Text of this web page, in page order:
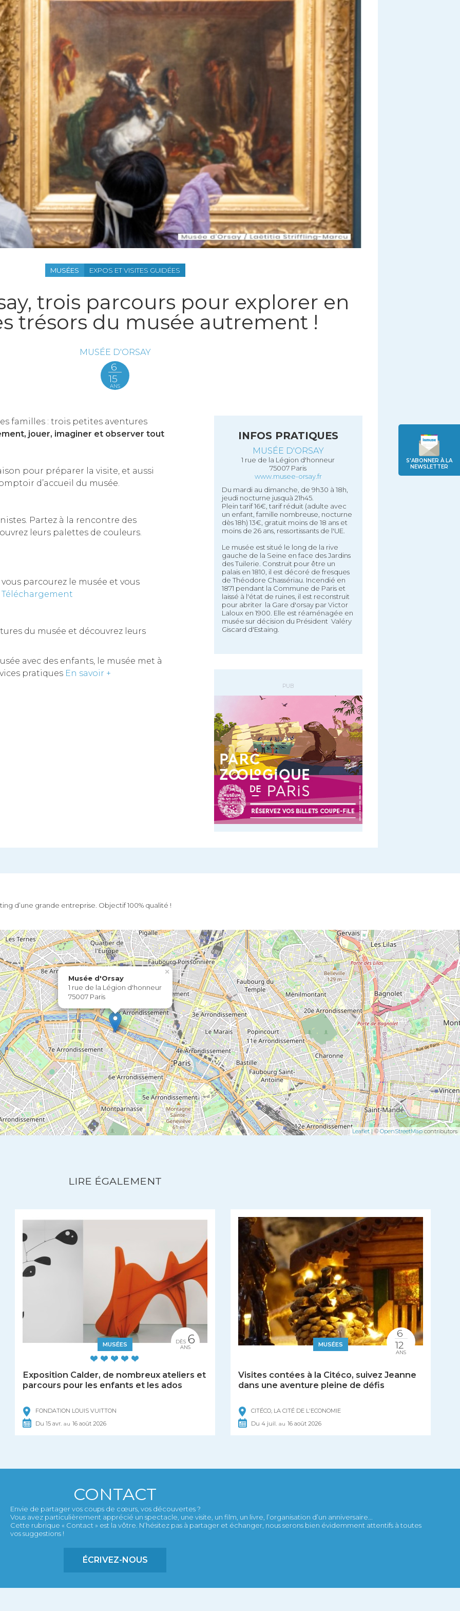
S'ABONNER À LA
NEWSLETTER
MUSÉES EXPOS ET VISITES GUIDÉES
trois parcours pour explorer en
trésors du musée autrement !
MUSÉE D'ORSAY
6
15
ANS
familles : trois petites aventures
jouer, imaginer et observer tout
pour préparer la visite, et aussi
d’accueil du musée.
Partez à la rencontre des
leurs palettes de couleurs.
parcourez le musée et vous
Téléchargement
du musée et découvrez leurs
avec des enfants, le musée met à
pratiques En savoir +
INFOS PRATIQUES
MUSÉE D'ORSAY
1 rue de la Légion d'honneur
75007 Paris
www.musee-orsay.fr
Du mardi au dimanche, de 9h30 à 18h,
jeudi nocturne jusquà 21h45.
Plein tarif 16€, tarif réduit (adulte avec
un enfant, famille nombreuse, nocturne
dès 18h) 13€, gratuit moins de 18 ans et
moins de 26 ans, ressortissants de l'UE.
Le musée est situé le long de la rive
gauche de la Seine en face des Jardins
des Tuilerie. Construit pour être un
palais en 1810, il est décoré de fresques
de Théodore Chassériau. Incendié en
1871 pendant la Commune de Paris et
laissé à l'état de ruines, il est reconstruit
pour abriter la Gare d'orsay par Victor
Laloux en 1900. Elle est réaménagée en
musée sur décision du Président Valéry
Giscard d'Estaing.
PUB
d’une grande entreprise. Objectif 100% qualité !
×
Musée d'Orsay
1 rue de la Légion d'honneur
75007 Paris
Leaflet | © OpenStreetMapcontributors
LIRE ÉGALEMENT
MUSÉES
Exposition Calder, de nombreux ateliers et
parcours pour les enfants et les ados
FONDATION LOUIS VUITTON
Du 15 avr. au 16 août2026
DÈS 6
ANS MUSÉES
Visites contées à la Citéco, suivez Jeanne
dans une aventure pleine de défis
CITÉCO, LA CITÉ DE L'ECONOMIE
Du4 juil. au 16août 2026
6
12
ANS
CONTACT
Envie de partager vos coups de cœurs, vos découvertes ?
Vous avez particulièrement apprécié un spectacle, une visite, un film, un livre, l’organisation d’un anniversaire...
Cette rubrique « Contact » est la vôtre. N’hésitez pas à partager et échanger, nous serons bien évidemment attentifs à toutes
vos suggestions !
ÉCRIVEZ-NOUS